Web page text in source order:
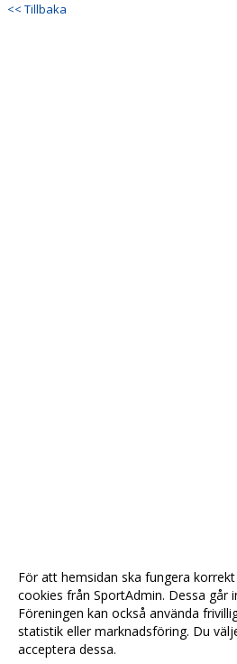
<< Tillbaka
För att hemsidan ska fungera
cookies från SportAdmin. Dessa går
Föreningen kan också använda
statistik eller marknadsföring. Du
acceptera dessa.